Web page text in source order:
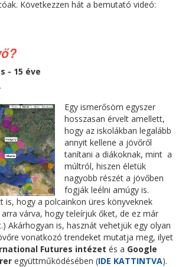
Következzen hát a bemutató videó:
- 15 éve
Egy ismerősöm egyszer
hosszasan érvelt amellett,
hogy az iskolákban legalább
annyit kellene a jövőről
tanítani a diákoknak, mint a
múltról, hiszen életük
nagyobb részét a jövőben
fogják leélni amúgy is.
is, hogy a polcainkon üres könyveknek
várva, hogy teleírjuk őket, de ez már
Akárhogyan is, hasznát vehetjük egy olyan
vonatkozó trendeket mutatja meg, ilyet
Futures intézet és a Google
együttműködésében (IDE KATTINTVA).